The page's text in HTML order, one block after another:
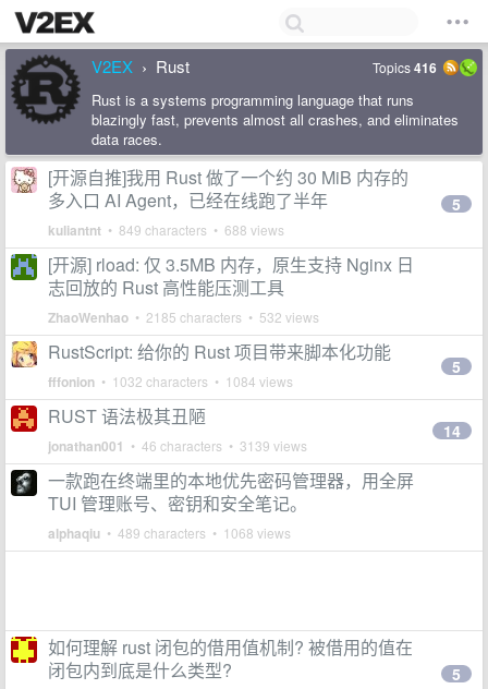
V2EX › Rust Topics416
Rust is a systems programming language that runs
blazingly fast, prevents almost all crashes, and eliminates
data races.
[开源自推]我用 Rust 做了一个约 30 MiB 内存的
多入口 AI Agent，已经在线跑了半年
kuliantnt • 849 characters • 688 views
5
[开源] rload: 仅 3.5MB 内存，原生支持 Nginx 日
志回放的 Rust 高性能压测工具
ZhaoWenhao • 2185 characters • 532 views
RustScript: 给你的 Rust 项目带来脚本化功能
fffonion • 1032 characters • 1084 views
5
RUST 语法极其丑陋
jonathan001 • 46 characters • 3139 views
14
一款跑在终端里的本地优先密码管理器，用全屏
TUI 管理账号、密钥和安全笔记。
alphaqiu • 489 characters • 1068 views
如何理解 rust 闭包的借用值机制? 被借用的值在
闭包内到底是什么类型?
5